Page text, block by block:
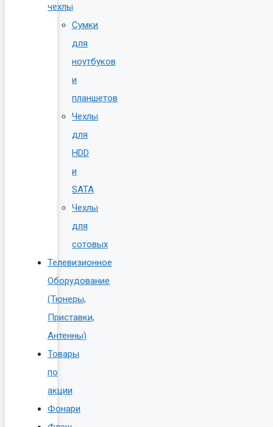
чехлы
Сумки
для
ноутбуков
и
планшетов
Чехлы
для
HDD
и
SATA
Чехлы
для
сотовых
Телевизионное
Оборудование
(Тюнеры,
Приставки,
Антенны)
Товары
по
акции
Фонари